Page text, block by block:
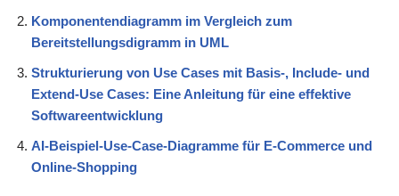
Komponentendiagramm im Vergleich zum
Bereitstellungsdigramm in UML
Strukturierung von Use Cases mit Basis-, Include- und
Extend-Use Cases: Eine Anleitung für eine effektive
Softwareentwicklung
AI-Beispiel-Use-Case-Diagramme für E-Commerce und
Online-Shopping